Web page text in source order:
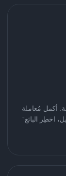
أكمل مُعاملة
اخطِر البائع"